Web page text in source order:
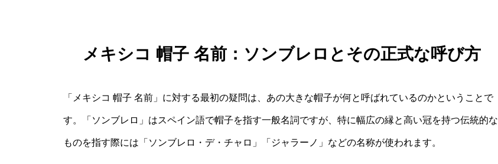
メキシコ 帽子 名前：ソンブレロとその正式な呼び方
「メキシコ 帽子 名前」に対する最初の疑問は、あの大きな帽子が何と呼ばれているのかということで
す。「ソンブレロ」はスペイン語で帽子を指す一般名詞ですが、特に幅広の縁と高い冠を持つ伝統的な
ものを指す際には「ソンブレロ・デ・チャロ」「ジャラーノ」などの名称が使われます。